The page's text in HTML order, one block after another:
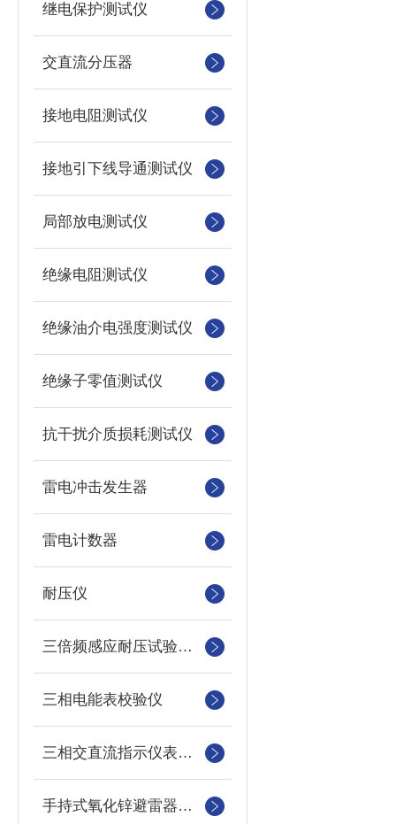
继电保护测试仪
交直流分压器
接地电阻测试仪
接地引下线导通测试仪
局部放电测试仪
绝缘电阻测试仪
绝缘油介电强度测试仪
绝缘子零值测试仪
抗干扰介质损耗测试仪
雷电冲击发生器
雷电计数器
耐压仪
三倍频感应耐压试验装置
三相电能表校验仪
三相交直流指示仪表装置
手持式氧化锌避雷器测试仪